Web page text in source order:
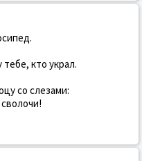
кто украл.
со слезами: